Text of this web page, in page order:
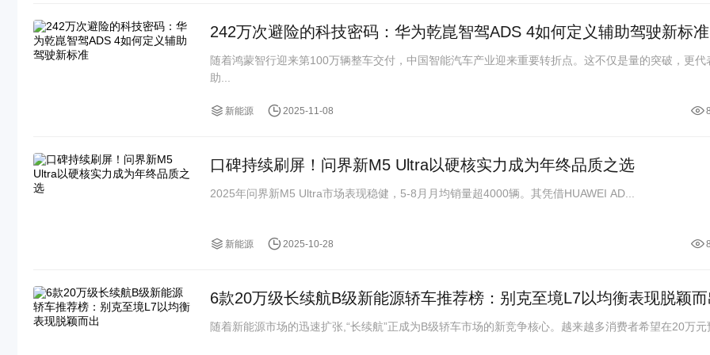
242万次避险的科技密码：华为乾崑智驾ADS 4如何定义辅助驾驶新标准
随着鸿蒙智行迎来第100万辆整车交付，中国智能汽车产业迎来重要转折点。这不仅是量的突破，更代
助...
新能源 2025-11-08
口碑持续刷屏！问界新M5 Ultra以硬核实力成为年终品质之选
2025年问界新M5 Ultra市场表现稳健，5-8月月均销量超4000辆。其凭借HUAWEI AD...
新能源 2025-10-28
6款20万级长续航B级新能源轿车推荐榜：别克至境L7以均衡表现脱颖而
随着新能源市场的迅速扩张,“长续航”正成为B级轿车市场的新竞争核心。越来越多消费者希望在20万元